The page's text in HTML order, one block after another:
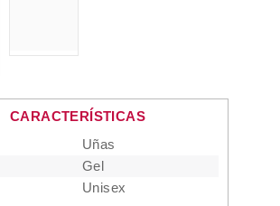
CARACTERÍSTICAS
Uñas
Gel
Unisex